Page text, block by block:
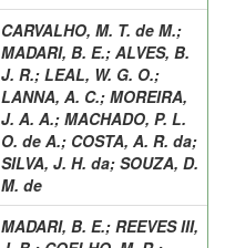
CARVALHO, M. T. de M.;
MADARI, B. E.; ALVES, B.
J. R.; LEAL, W. G. O.;
LANNA, A. C.; MOREIRA,
J. A. A.; MACHADO, P. L.
O. de A.; COSTA, A. R. da;
SILVA, J. H. da; SOUZA, D.
M. de
MADARI, B. E.; REEVES III,